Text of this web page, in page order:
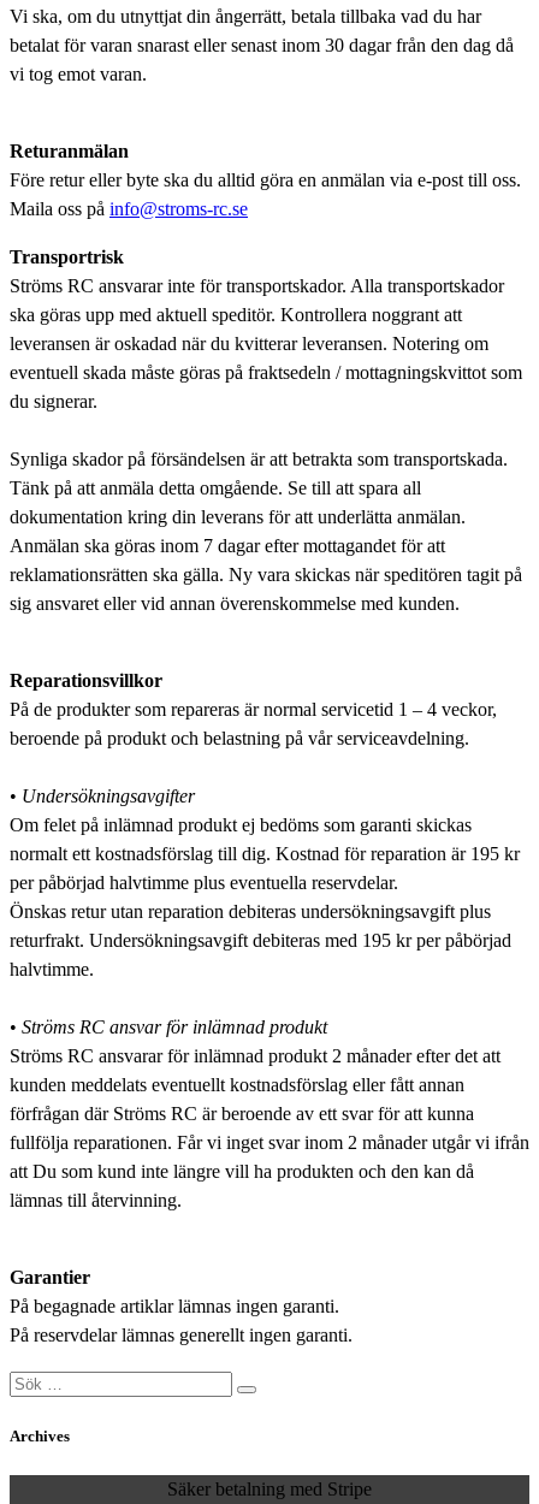
Vi ska, om du utnyttjat din ångerrätt, betala tillbaka vad du har
betalat för varan snarast eller senast inom 30 dagar från den dag då
vi tog emot varan.
Returanmälan
Före retur eller byte ska du alltid göra en anmälan via e-post till oss.
Maila oss på info@stroms-rc.se
Transportrisk
Ströms RC ansvarar inte för transportskador. Alla transportskador
ska göras upp med aktuell speditör. Kontrollera noggrant att
leveransen är oskadad när du kvitterar leveransen. Notering om
eventuell skada måste göras på fraktsedeln / mottagningskvittot som
du signerar.
Synliga skador på försändelsen är att betrakta som transportskada.
Tänk på att anmäla detta omgående. Se till att spara all
dokumentation kring din leverans för att underlätta anmälan.
Anmälan ska göras inom 7 dagar efter mottagandet för att
reklamationsrätten ska gälla. Ny vara skickas när speditören tagit på
sig ansvaret eller vid annan överenskommelse med kunden.
Reparationsvillkor
På de produkter som repareras är normal servicetid 1 – 4 veckor,
beroende på produkt och belastning på vår serviceavdelning.
• Undersökningsavgifter
Om felet på inlämnad produkt ej bedöms som garanti skickas
normalt ett kostnadsförslag till dig. Kostnad för reparation är 195 kr
per påbörjad halvtimme plus eventuella reservdelar.
Önskas retur utan reparation debiteras undersökningsavgift plus
returfrakt. Undersökningsavgift debiteras med 195 kr per påbörjad
halvtimme.
• Ströms RC ansvar för inlämnad produkt
Ströms RC ansvarar för inlämnad produkt 2 månader efter det att
kunden meddelats eventuellt kostnadsförslag eller fått annan
förfrågan där Ströms RC är beroende av ett svar för att kunna
fullfölja reparationen. Får vi inget svar inom 2 månader utgår vi ifrån
att Du som kund inte längre vill ha produkten och den kan då
lämnas till återvinning.
Garantier
På begagnade artiklar lämnas ingen garanti.
På reservdelar lämnas generellt ingen garanti.
Sök
Archives
Säker betalning med Stripe